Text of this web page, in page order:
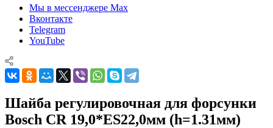
Мы в мессенджере Max
Вконтакте
Telegram
YouTube
Шайба регулировочная для форсунки
Bosch CR 19,0*ES22,0мм (h=1.31мм)